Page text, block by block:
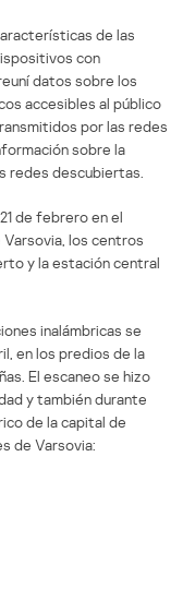
de las
con
datos sobre los
accesibles al público
por las redes
sobre la
redes descubiertas.
de febrero en el
los centros
y la estación central
inalámbricas se
en los predios de la
El escaneo se hizo
y también durante
de la capital de
de Varsovia: